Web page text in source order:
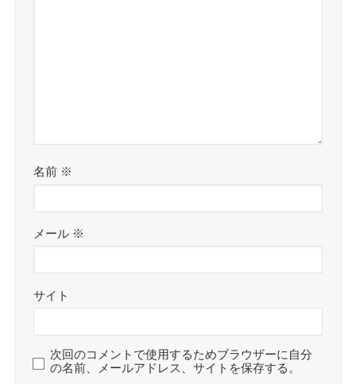
名前 ※
メール ※
サイト
次回のコメントで使用するためブラウザーに自分
の名前、メールアドレス、サイトを保存する。